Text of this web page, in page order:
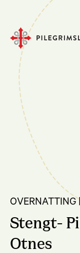
OVERNATTING
Stengt-
Otnes